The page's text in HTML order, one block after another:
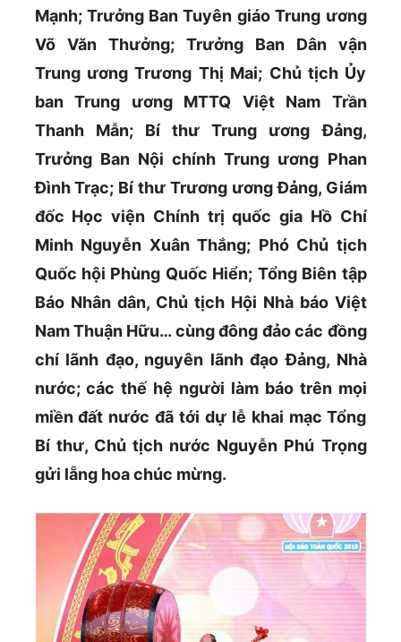
Mạnh; Trưởng Ban Tuyên giáo Trung ương
Võ Văn Thưởng; Trưởng Ban Dân vận
Trung ương Trương Thị Mai; Chủ tịch Ủy
ban Trung ương MTTQ Việt Nam Trần
Thanh Mẫn; Bí thư Trung ương Đảng,
Trưởng Ban Nội chính Trung ương Phan
Đình Trạc; Bí thư Trương ương Đảng, Giám
đốc Học viện Chính trị quốc gia Hồ Chí
Minh Nguyễn Xuân Thắng; Phó Chủ tịch
Quốc hội Phùng Quốc Hiển; Tổng Biên tập
Báo Nhân dân, Chủ tịch Hội Nhà báo Việt
Nam Thuận Hữu… cùng đông đảo các đồng
chí lãnh đạo, nguyên lãnh đạo Đảng, Nhà
nước; các thế hệ người làm báo trên mọi
miền đất nước đã tới dự lễ khai mạc Tổng
Bí thư, Chủ tịch nước Nguyễn Phú Trọng
gửi lẵng hoa chúc mừng.